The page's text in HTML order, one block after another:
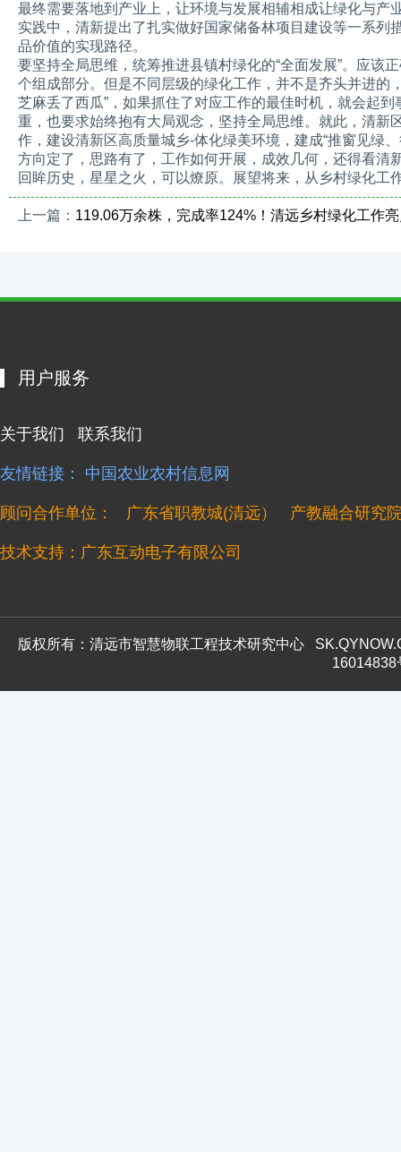
最终需要落地到产业上，让环境与发展相辅相成让绿化与
实践中，清新提出了扎实做好国家储备林项目建设等一系列
品价值的实现路径。
要坚持全局思维，统筹推进县镇村绿化的“全面发展”。应该
个组成部分。但是不同层级的绿化工作，并不是齐头并进的
芝麻丢了西瓜”，如果抓住了对应工作的最佳时机，就会起
重，也要求始终抱有大局观念，坚持全局思维。就此，清
作，建设清新区高质量城乡-体化绿美环境，建成“推窗见绿
方向定了，思路有了，工作如何开展，成效几何，还得看清
回眸历史，星星之火，可以燎原。展望将来，从乡村绿化
上一篇： 119.06万余株，完成率124%！清远乡村绿化工作
用户服务
关于我们 联系我们
友情链接： 中国农业农村信息网
顾问合作单位： 广东省职教城(清远） 产教融合研究
技术支持：广东互动电子有限公司
版权所有：清远市智慧物联工程技术研究中心
16014838